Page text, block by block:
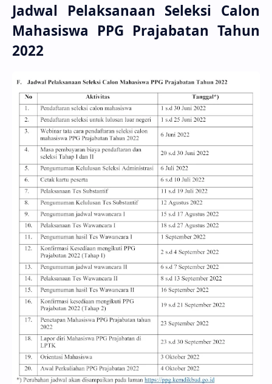
Jadwal Pelaksanaan Seleksi Calon
Mahasiswa PPG Prajabatan Tahun
2022